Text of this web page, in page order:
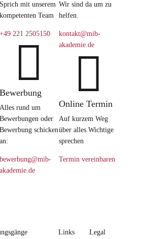
mit unserem
kompetenten Team
221 2505150

Bewerbung
Alles rund um
Bewerbungen oder
Bewerbung schicken
an:
bewerbung@mib-
akademie.de
Wir sind da um zu
helfen.
kontakt@mib-
akademie.de

Online Termin
Auf kurzem Weg
über alles Wichtige
sprechen
Termin vereinbaren
Links
Legal